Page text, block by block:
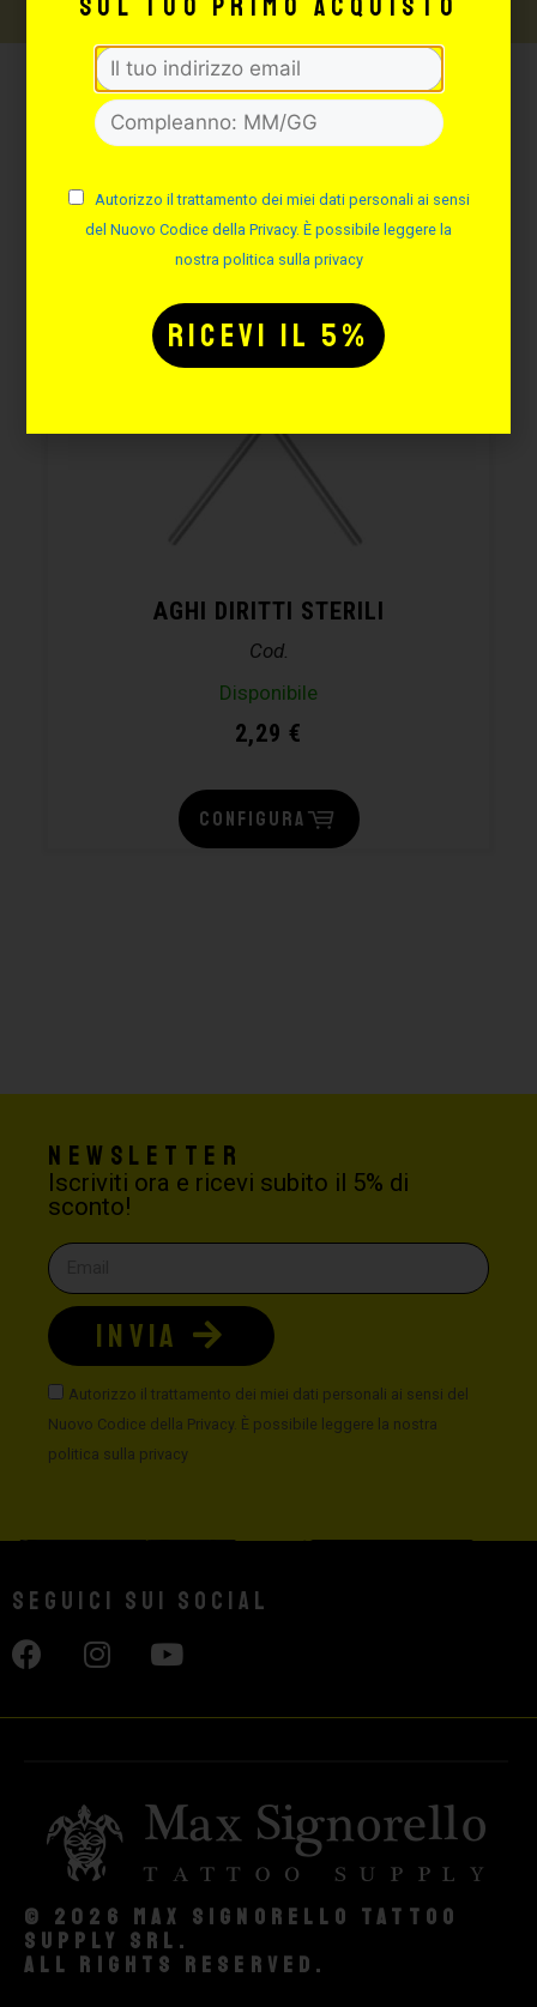
Potrebbe interessarti
anche:
AGHI DIRITTI STERILI
Cod.
Disponibile
2,29 €
CONFIGURA
Newsletter
Iscriviti ora e ricevi subito il 5% di
sconto!
Autorizzo il trattamento dei miei dati personali ai sensi del
Nuovo Codice della Privacy. È possibile leggere la nostra
politica sulla privacy
INVIA
Seguici sui social
© 2026 Max Signorello Tattoo
supply srl.
All rights reserved.
sul tuo primo acquisto
Autorizzo il trattamento dei miei dati personali ai sensi
del Nuovo Codice della Privacy. È possibile leggere la
nostra politica sulla privacy